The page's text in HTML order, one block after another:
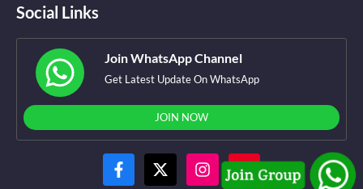
Social Links
Join WhatsApp Channel
Get Latest Update On WhatsApp
JOIN NOW